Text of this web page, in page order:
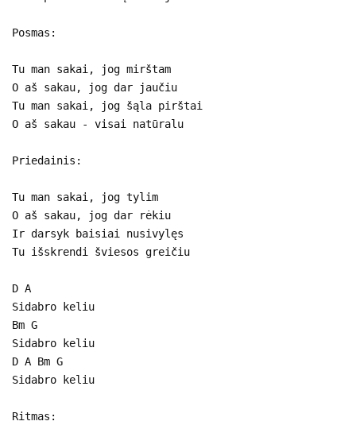
Posmas:
Tu man sakai, jog mirštam
O aš sakau, jog dar jaučiu
Tu man sakai, jog šąla pirštai
O aš sakau - visai natūralu
Priedainis:
Tu man sakai, jog tylim
O aš sakau, jog dar rėkiu
Ir darsyk baisiai nusivylęs
Tu išskrendi šviesos greičiu
D A
Sidabro keliu
Bm G
Sidabro keliu
D A Bm G
Sidabro keliu
Ritmas: